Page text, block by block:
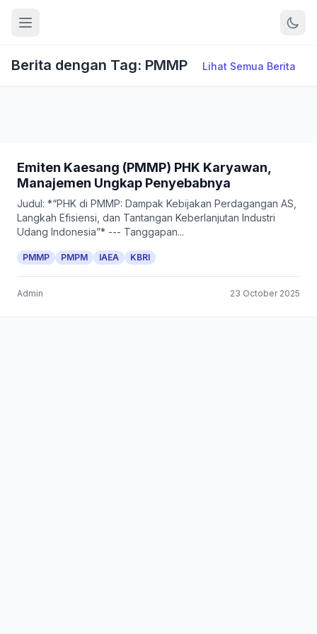
Berita dengan Tag: PMMP Lihat Semua Berita
Emiten Kaesang (PMMP) PHK Karyawan,
Manajemen Ungkap Penyebabnya
Judul: *“PHK di PMMP: Dampak Kebijakan Perdagangan AS,
Langkah Efisiensi, dan Tantangan Keberlanjutan Industri
Udang Indonesia”* --- Tanggapan...
PMMP PMPM IAEA KBRI
Admin 23 October 2025